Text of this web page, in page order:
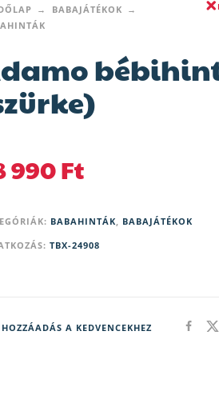
BABAJÁTÉKOK
990Ft
BABAHINTÁK, BABAJÁTÉKOK
TBX-24908
HOZZÁADÁS A KEDVENCEKHEZ